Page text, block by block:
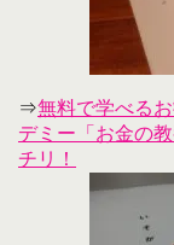
⇒無料で学べる
デミー「お金の
チリ！